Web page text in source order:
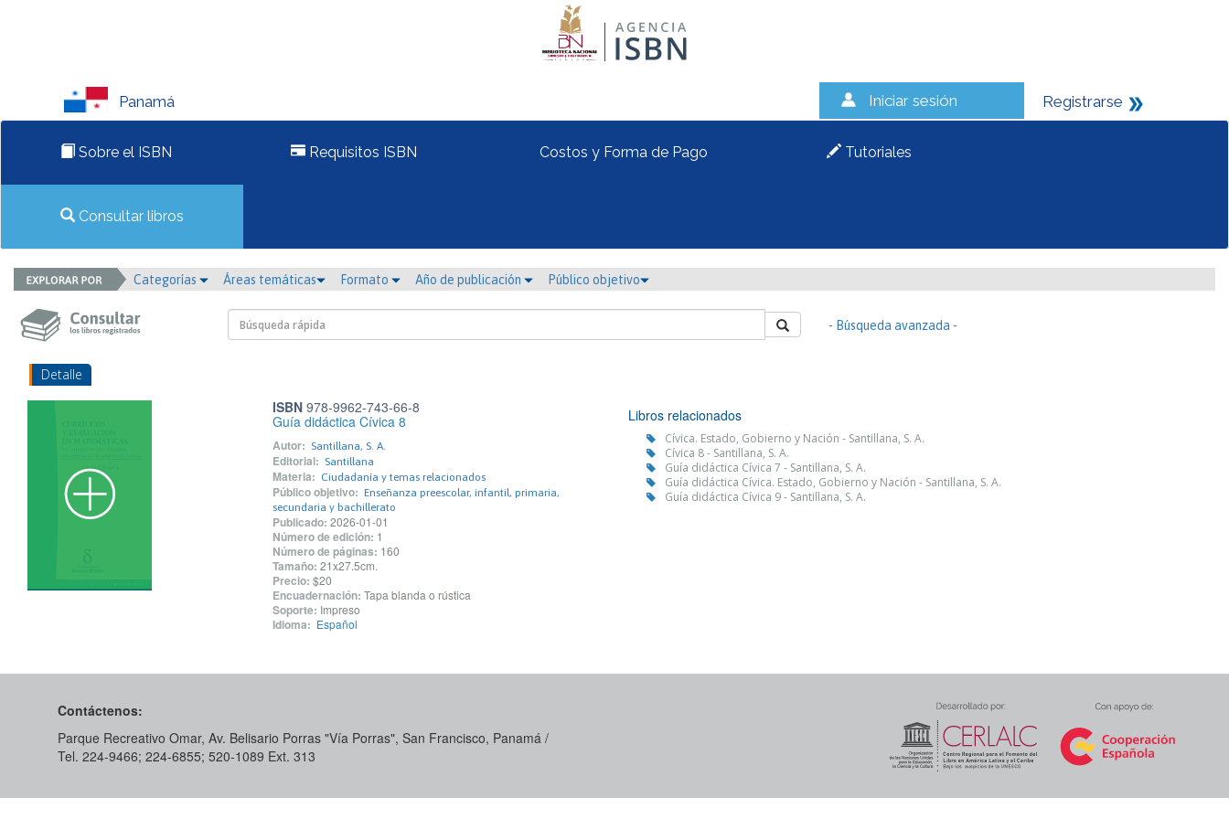
Panamá Iniciar sesión Registrarse
Sobre el ISBN Requisitos ISBN Costos y Forma de Pago Tutoriales
Consultar libros
Categorías Áreas temáticas Formato Año de publicación Público objetivo
- Búsqueda avanzada -
Detalle
ISBN978-9962-743-66-8
Guía didáctica Cívica 8
Autor: Santillana, S. A.
Editorial: Santillana
Materia: Ciudadanía y temas relacionados
Público objetivo: Enseñanza preescolar, infantil, primaria,
secundaria y bachillerato
Publicado: 2026-01-01
Número de edición: 1
Número de páginas: 160
Tamaño: 21x27.5cm.
Precio: $20
Encuadernación: Tapa blanda o rústica
Soporte: Impreso
Idioma: Español
Libros relacionados
Cívica. Estado, Gobierno y Nación - Santillana, S. A.
Cívica 8 - Santillana, S. A.
Guía didáctica Cívica 7 - Santillana, S. A.
Guía didáctica Cívica. Estado, Gobierno y Nación - Santillana, S. A.
Guía didáctica Cívica 9 - Santillana, S. A.
Contáctenos:
Parque Recreativo Omar, Av. Belisario Porras "Vía Porras", San Francisco, Panamá /
Tel. 224-9466; 224-6855; 520-1089​ Ext. 313